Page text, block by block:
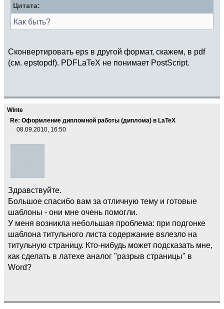
Цитата:
Как быть?
Сконвертировать eps в другой формат, скажем, в pdf
(см. epstopdf). PDFLaTeX не понимает PostScript.
Winte
Re: Оформление дипломной работы (диплома) в LaTeX
08.09.2010, 16:50
Здравствуйте.
Большое спасибо вам за отличную тему и готовые
шаблоны - они мне очень помогли.
У меня возникла небольшая проблема: при подгонке
шаблона титульного листа содержание вsлезло на
титульную страницу. Кто-нибудь может подсказать мне,
как сделать в латехе аналог "разрыв страницы" в
Word?